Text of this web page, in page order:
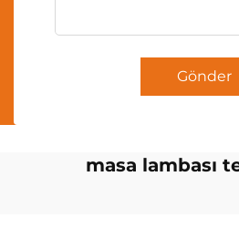
Gönder
masa lambası